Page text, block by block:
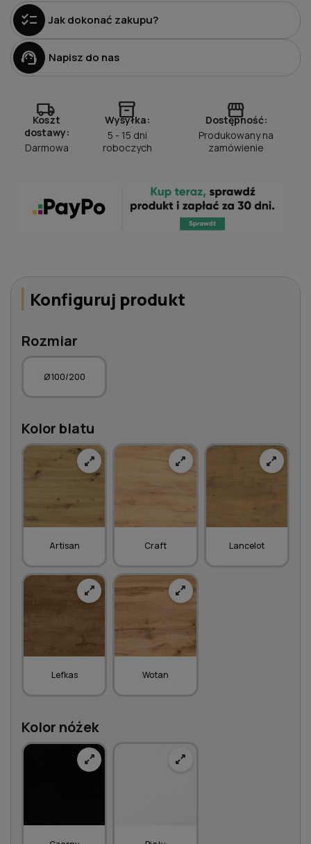
checklist Jak dokonać zakupu?
support_agent Napisz do nas
local_shipping
Koszt
dostawy:
Darmowa
inventory_2
Wysyłka:
5 - 15 dni
roboczych
storefront
Dostępność:
Produkowany na
zamówienie
Konfiguruj produkt
Rozmiar
Ø 100/200
Kolor blatu
Artisan Craft Lancelot
Lefkas Wotan
Kolor nóżek